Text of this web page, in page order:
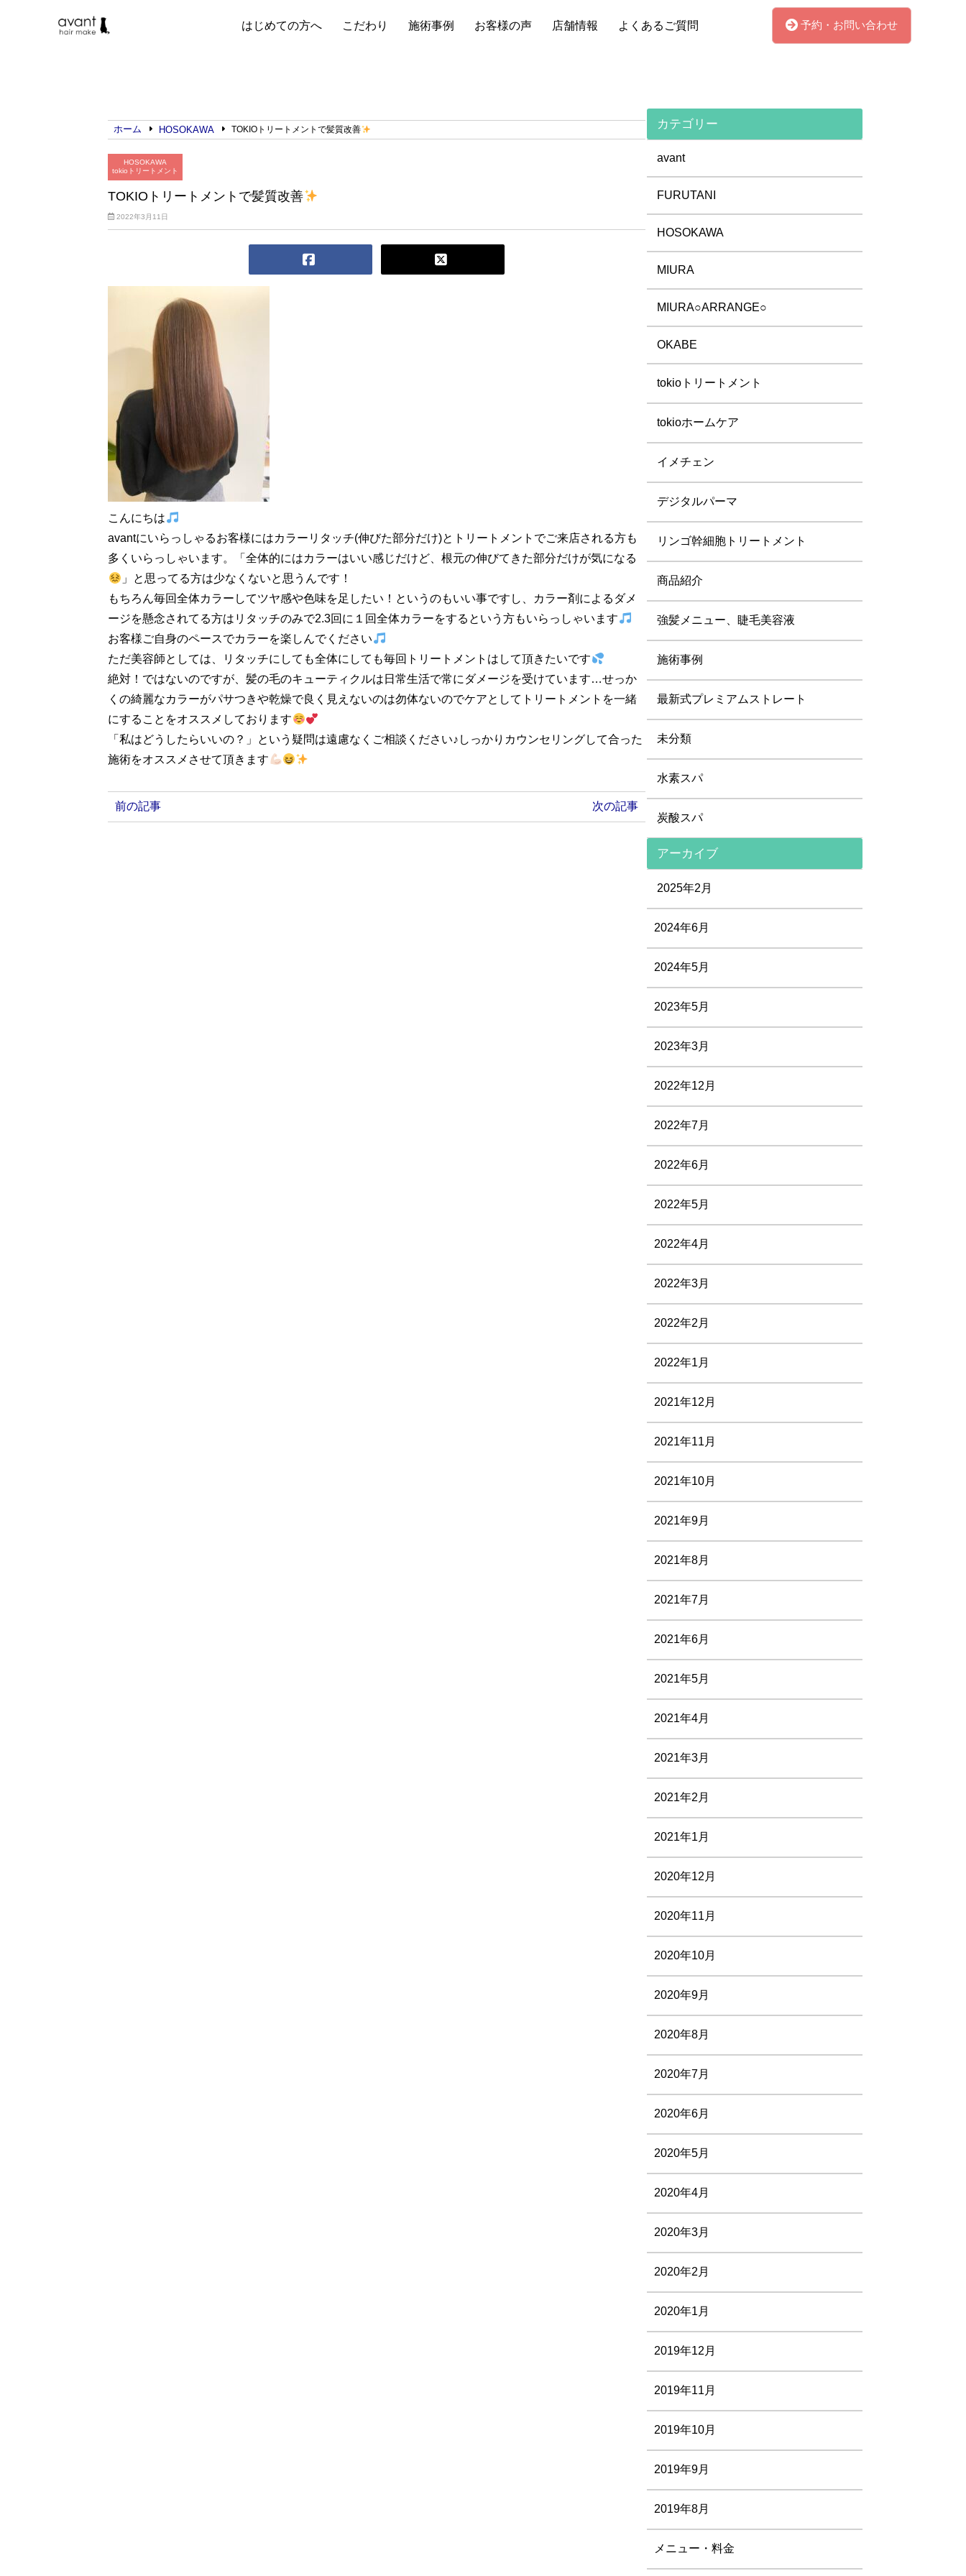
はじめての方へ こだわり 施術事例 お客様の声 店舗情報 よくあるご質問 予約・お問い合わせ
ホーム HOSOKAWA TOKIOトリートメントで髪質改善
HOSOKAWA
tokioトリートメント
TOKIOトリートメントで髪質改善
2022年3月11日
こんにちは
avantにいらっしゃるお客様にはカラーリタッチ(伸びた部分だけ)とトリートメントでご来店される方も
多くいらっしゃいます。「全体的にはカラーはいい感じだけど、根元の伸びてきた部分だけが気になる
」と思ってる方は少なくないと思うんです！
もちろん毎回全体カラーしてツヤ感や色味を足したい！というのもいい事ですし、カラー剤によるダメ
ージを懸念されてる方はリタッチのみで2.3回に１回全体カラーをするという方もいらっしゃいます
お客様ご自身のペースでカラーを楽しんでください
ただ美容師としては、リタッチにしても全体にしても毎回トリートメントはして頂きたいです
絶対！ではないのですが、髪の毛のキューティクルは日常生活で常にダメージを受けています…せっか
くの綺麗なカラーがパサつきや乾燥で良く見えないのは勿体ないのでケアとしてトリートメントを一緒
にすることをオススメしております
「私はどうしたらいいの？」という疑問は遠慮なくご相談ください♪しっかりカウンセリングして合った
施術をオススメさせて頂きます
前の記事 次の記事
カテゴリー
avant
FURUTANI
HOSOKAWA
MIURA
MIURA○ARRANGE○
OKABE
tokioトリートメント
tokioホームケア
イメチェン
デジタルパーマ
リンゴ幹細胞トリートメント
商品紹介
強髪メニュー、睫毛美容液
施術事例
最新式プレミアムストレート
未分類
水素スパ
炭酸スパ
アーカイブ
2025年2月
2024年6月
2024年5月
2023年5月
2023年3月
2022年12月
2022年7月
2022年6月
2022年5月
2022年4月
2022年3月
2022年2月
2022年1月
2021年12月
2021年11月
2021年10月
2021年9月
2021年8月
2021年7月
2021年6月
2021年5月
2021年4月
2021年3月
2021年2月
2021年1月
2020年12月
2020年11月
2020年10月
2020年9月
2020年8月
2020年7月
2020年6月
2020年5月
2020年4月
2020年3月
2020年2月
2020年1月
2019年12月
2019年11月
2019年10月
2019年9月
2019年8月
メニュー・料金